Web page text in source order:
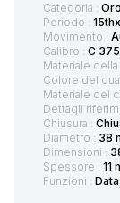
Categoria :
Periodo : 15thx
Movimento :
Calibro : C
Materiale della
Colore del
Materiale del
Dettagli
Chiusura :
Diametro : 38
Dimensioni :
Spessore : 11
Funzioni :